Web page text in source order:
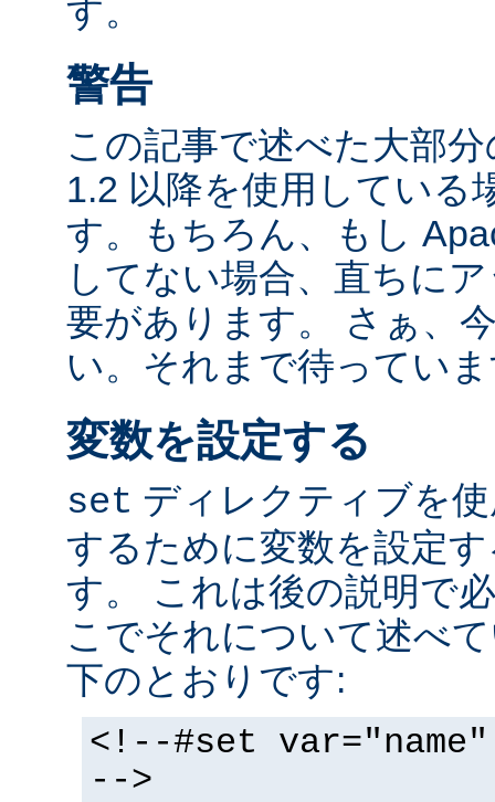
す。
警告
この記事で述べた大部
1.2 以降を使用している
す。もちろん、もし
してない場合、直ちに
要があります。 さぁ、
い。それまで待ってい
変数を設定する
set ディレクティブを
するために変数を設定
す。 これは後の説明で
こでそれについて述べ
下のとおりです:
<!--#set
-->